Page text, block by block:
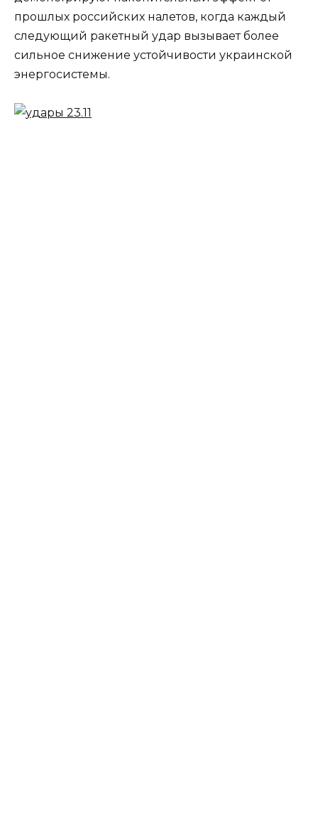
прошлых российских налетов, когда каждый
следующий ракетный удар вызывает более
сильное снижение устойчивости украинской
энергосистемы.